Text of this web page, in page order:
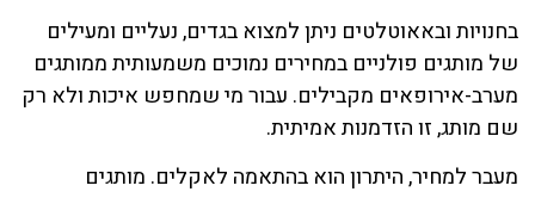
בחנויות ובאאוטלטים ניתן למצוא בגדים, נעליים ומעילים
של מותגים פולניים במחירים נמוכים משמעותית ממותגים
מערב-אירופאים מקבילים. עבור מי שמחפש איכות ולא רק
שם מותג, זו הזדמנות אמיתית.
מעבר למחיר, היתרון הוא בהתאמה לאקלים. מותגים